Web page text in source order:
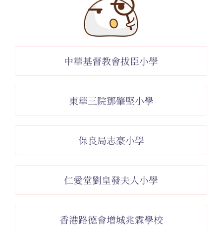
中華基督教會拔臣小學
東華三院鄧肇堅小學
保良局志豪小學
仁愛堂劉皇發夫人小學
香港路德會增城兆霖學校